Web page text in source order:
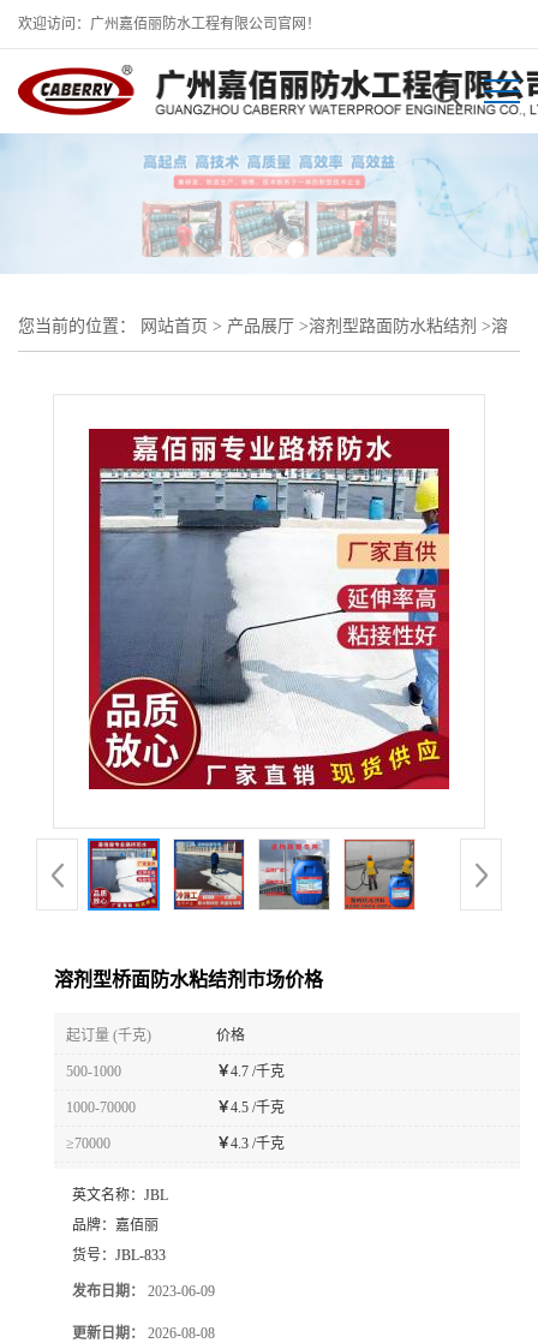
欢迎访问：广州嘉佰丽防水工程有限公司官网！
您当前的位置： 网站首页 > 产品展厅 >溶剂型路面防水粘结剂 >溶
溶剂型桥面防水粘结剂市场价格
起订量 (千克) 价格
500-1000 ￥4.7 /千克
1000-70000 ￥4.5 /千克
≥70000 ￥4.3 /千克
英文名称： JBL
品牌： 嘉佰丽
货号： JBL-833
发布日期： 2023-06-09
更新日期： 2026-08-08